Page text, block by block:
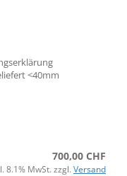
<40mm
700,00 CHF
8.1% MwSt. zzgl. Versand